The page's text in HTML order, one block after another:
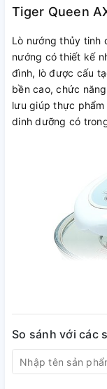
Tiger Queen
Lò nướng thủy tinh
nướng có thiết kế
đình, lò được cấu
bền cao, chức
lưu giúp thực
dinh dưỡng có
So sánh với các